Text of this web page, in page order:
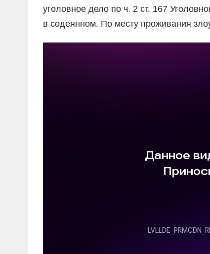
уголовное дело по ч. 2 ст. 167
в содеянном. По месту проживания